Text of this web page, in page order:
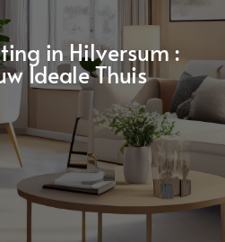
in Hilversum :
Ideale Thuis